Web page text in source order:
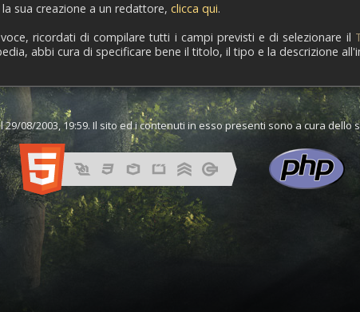
sua creazione a un redattore, clicca qui.
ricordati di compilare tutti i campi previsti e di selezionare il
abbi cura di specificare bene il titolo, il tipo e la descrizione
29/08/2003, 19:59. Il sito ed i contenuti in esso presenti sono a cura